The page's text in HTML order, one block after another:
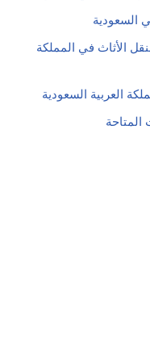
السعودية
الأثاث في المملكة
العربية السعودية